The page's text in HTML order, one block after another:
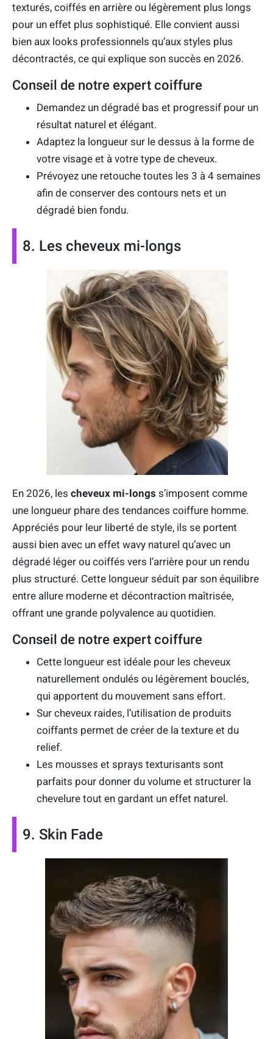
texturés, coiffés en arrière ou légèrement plus longs
pour un effet plus sophistiqué. Elle convient aussi
bien aux looks professionnels qu’aux styles plus
décontractés, ce qui explique son succès en 2026.
Conseil de notre expert coiffure
Demandez un dégradé bas et progressif pour un
résultat naturel et élégant.
Adaptez la longueur sur le dessus à la forme de
votre visage et à votre type de cheveux.
Prévoyez une retouche toutes les 3 à 4 semaines
afin de conserver des contours nets et un
dégradé bien fondu.
8. Les cheveux mi-longs
En 2026, les cheveux mi-longs s’imposent comme
une longueur phare des tendances coiffure homme.
Appréciés pour leur liberté de style, ils se portent
aussi bien avec un effet wavy naturel qu’avec un
dégradé léger ou coiffés vers l’arrière pour un rendu
plus structuré. Cette longueur séduit par son équilibre
entre allure moderne et décontraction maîtrisée,
offrant une grande polyvalence au quotidien.
Conseil de notre expert coiffure
Cette longueur est idéale pour les cheveux
naturellement ondulés ou légèrement bouclés,
qui apportent du mouvement sans effort.
Sur cheveux raides, l’utilisation de produits
coiffants permet de créer de la texture et du
relief.
Les mousses et sprays texturisants sont
parfaits pour donner du volume et structurer la
chevelure tout en gardant un effet naturel.
9. Skin Fade